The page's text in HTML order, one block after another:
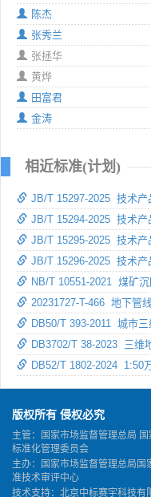
陈杰
张秀兰
张拯华
黄烨
田富君
金涛
相近标准(计划)
JB/T 15297-2025 技术产
JB/T 15294-2025 技术产
JB/T 15295-2025 技术产
JB/T 15296-2025 技术产
NB/T 10551-2021 煤矿
20231727-T-466 地下管
DB50/T 393-2011 城市
DB3702/T 38-2023 三维
DB52/T 1802-2024 1:50
版权所有 侵权必究
主管：国家市场监督管理总局 国
标准化管理委员会
主办：国家市场监督管理总局国
准技术审评中心
技术支持：北京中标赛宇科技有